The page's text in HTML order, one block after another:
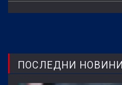
ПОСЛЕДНИ НОВИНИ